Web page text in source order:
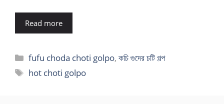
Read more
Categories
fufu choda choti golpo,কচি গুদের চটি গল্প
Tags
hot choti golpo